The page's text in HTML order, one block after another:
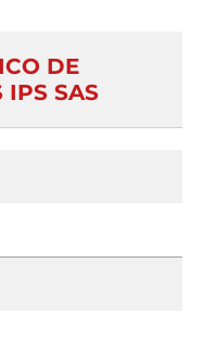
DE
IPS SAS